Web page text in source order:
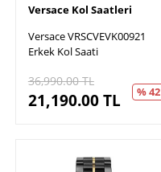
Versace Kol Saatleri
Versace VRSCVEVK00921
Erkek Kol Saati
36,990.00TL
21,190.00TL % 42